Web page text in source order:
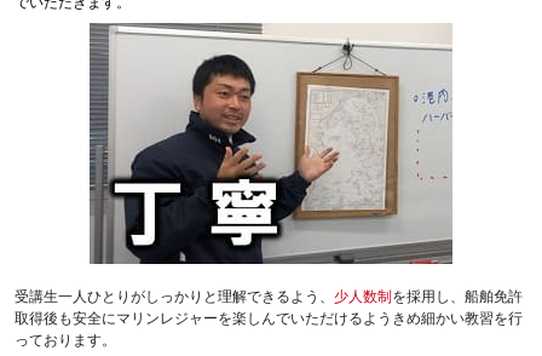
受講生一人ひとりがしっかりと理解できるよう、 少人数制 を採用し、船舶免許
取得後も安全にマリンレジャーを楽しんでいただけるようきめ細かい教習を行
っております。